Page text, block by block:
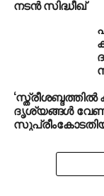
നടന്‍ സിദ്ധീഖ്
ദൃശ്യങ്ങള്‍